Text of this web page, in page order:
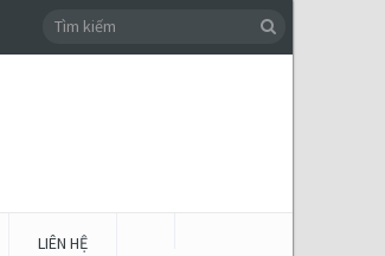
LIÊN HỆ